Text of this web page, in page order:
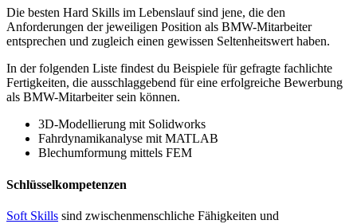
Die besten Hard Skills im Lebenslauf sind jene, die den
Anforderungen der jeweiligen Position als BMW-Mitarbeiter
entsprechen und zugleich einen gewissen Seltenheitswert haben.
In der folgenden Liste findest du Beispiele für gefragte fachlichte
Fertigkeiten, die ausschlaggebend für eine erfolgreiche Bewerbung
als BMW-Mitarbeiter sein können.
3D-Modellierung mit Solidworks
Fahrdynamikanalyse mit MATLAB
Blechumformung mittels FEM
Schlüsselkompetenzen
Soft Skills sind zwischenmenschliche Fähigkeiten und